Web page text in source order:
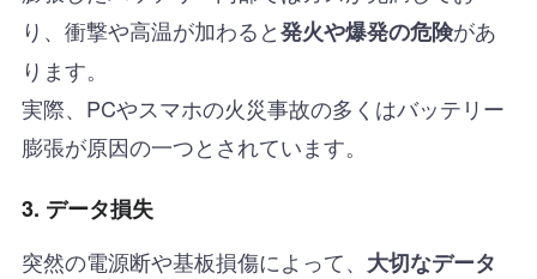
り、衝撃や高温が加わると発火や爆発の危険があ
ります。
実際、PCやスマホの火災事故の多くはバッテリー
膨張が原因の一つとされています。
3. データ損失
突然の電源断や基板損傷によって、 大切なデータ